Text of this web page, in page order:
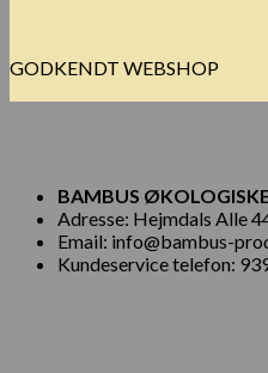
GODKENDT WEBSHOP
BAMBUS
Adresse: Hejmdals Alle
Email: info@bambus-
Kundeservice telefon: